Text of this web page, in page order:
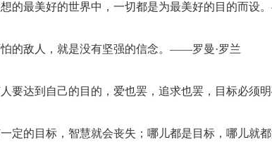
想的最美好的世界中，一切都是为最美好的目的而设
怕的敌人，就是没有坚强的信念。——罗曼·罗兰
人要达到自己的目的，爱也罢，追求也罢，目标必须
一定的目标，智慧就会丧失；哪儿都是目标，哪儿就